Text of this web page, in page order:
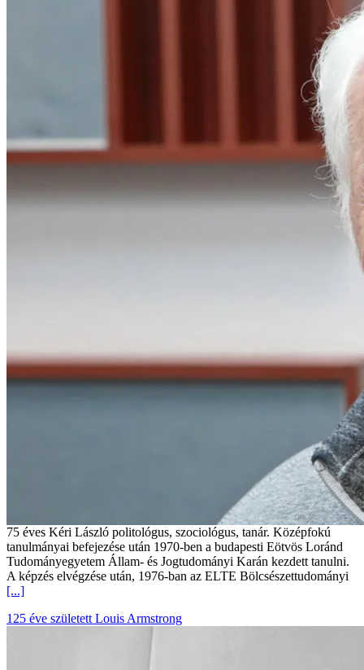
75 éves Kéri László politológus, szociológus, tanár. Középfokú
tanulmányai befejezése után 1970-ben a budapesti Eötvös Loránd
Tudományegyetem Állam- és Jogtudományi Karán kezdett tanulni.
A képzés elvégzése után, 1976-ban az ELTE Bölcsészettudományi
[...]
125 éve született Louis Armstrong